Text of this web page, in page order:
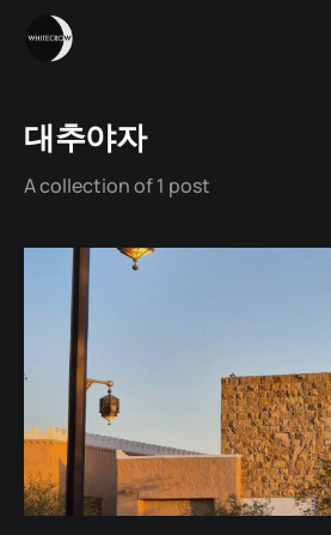
대추야자
A collection of 1 post